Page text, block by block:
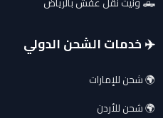
✈️ خدمات الشحن الدولي
🌍 شحن للإمارات
🌍 شحن للأردن